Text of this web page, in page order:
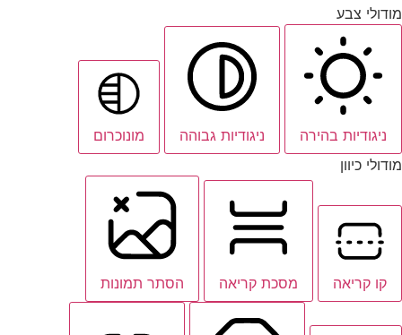
מודולי צבע
ניגודיות בהירה ניגודיות גבוהה
מונוכרום
מודולי כיוון
קו קריאה מסכת קריאה הסתר תמונות